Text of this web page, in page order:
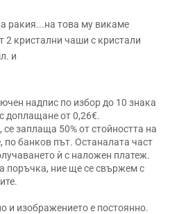
ракия...на това му викаме
2 кристални чаши с кристали
и
надпис по избор до 10 знака
доплащане от 0,26€.
заплаща 50% от стойността на
по банков път. Останалата част
ѝ с наложен платеж.
поръчка, ние ще се свържем с
и изображението е постоянно.